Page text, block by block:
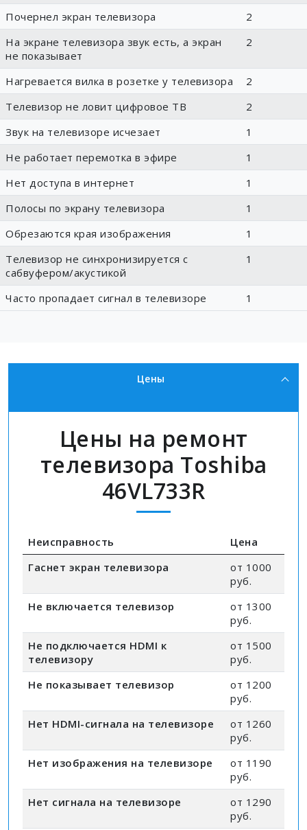
Почернел экран телевизора
2
На экране телевизора звук есть, а экран
не показывает
2
Нагревается вилка в розетке у телевизора
2
Телевизор не ловит цифровое ТВ
2
Звук на телевизоре исчезает
1
Не работает перемотка в эфире
1
Нет доступа в интернет
1
Полосы по экрану телевизора
1
Обрезаются края изображения
1
Телевизор не синхронизируется с
сабвуфером/акустикой
1
Часто пропадает сигнал в телевизоре 1
Цены
Цены на ремонт
телевизора Toshiba
46VL733R
Неисправность
Цена
Гаснет экран телевизора
от 1000
руб.
Не включается телевизор
от 1300
руб.
Не подключается HDMI к
телевизору
от 1500
руб.
Не показывает телевизор
от 1200
руб.
Нет HDMI-сигнала на телевизоре
от 1260
руб.
Нет изображения на телевизоре
от 1190
руб.
Нет сигнала на телевизоре
от 1290
руб.